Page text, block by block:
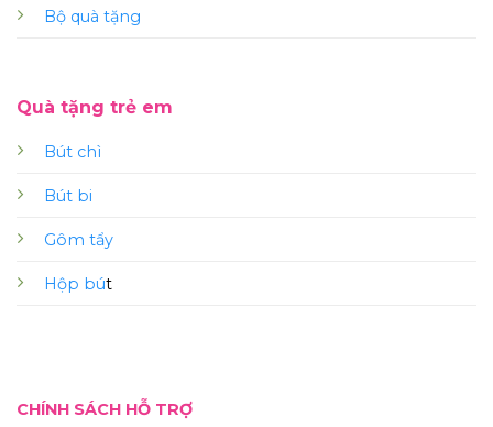
Bộ quà tặng
Quà tặng trẻ em
Bút chì
Bút bi
Gôm tẩy
Hộp bút
CHÍNH SÁCH HỖ TRỢ